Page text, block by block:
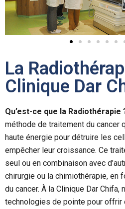
La
Clinique Dar
Qu’est-ce que la Radiothérapie
méthode de traitement du cancer
haute énergie pour détruire les
empêcher leur croissance. Ce
seul ou en combinaison avec
chirurgie ou la chimiothérapie, en
du cancer. À la Clinique Dar
technologies de pointe pour